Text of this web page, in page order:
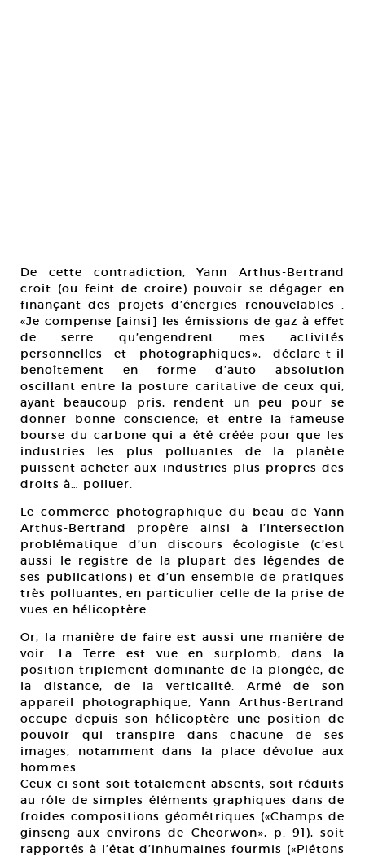
De cette contradiction, Yann Arthus-Bertrand
croit (ou feint de croire) pouvoir se dégager en
finançant des projets d’énergies renouvelables :
«Je compense [ainsi] les émissions de gaz à effet
de serre qu’engendrent mes activités
personnelles et photographiques», déclare-t-il
benoîtement en forme d’auto absolution
oscillant entre la posture caritative de ceux qui,
ayant beaucoup pris, rendent un peu pour se
donner bonne conscience; et entre la fameuse
bourse du carbone qui a été créée pour que les
industries les plus polluantes de la planète
puissent acheter aux industries plus propres des
droits à… polluer.
Le commerce photographique du beau de Yann
Arthus-Bertrand propère ainsi à l’intersection
problématique d’un discours écologiste (c’est
aussi le registre de la plupart des légendes de
ses publications) et d’un ensemble de pratiques
très polluantes, en particulier celle de la prise de
vues en hélicoptère.
Or, la manière de faire est aussi une manière de
voir. La Terre est vue en surplomb, dans la
position triplement dominante de la plongée, de
la distance, de la verticalité. Armé de son
appareil photographique, Yann Arthus-Bertrand
occupe depuis son hélicoptère une position de
pouvoir qui transpire dans chacune de ses
images, notamment dans la place dévolue aux
hommes.
Ceux-ci sont soit totalement absents, soit réduits
au rôle de simples éléments graphiques dans de
froides compositions géométriques («Champs de
ginseng aux environs de Cheorwon», p. 91), soit
rapportés à l’état d’inhumaines fourmis («Piétons